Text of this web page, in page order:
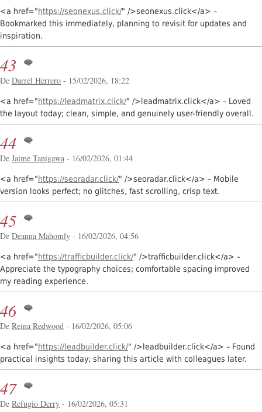
<a href="https://seonexus.click/" />seonexus.click</a> –
Bookmarked this immediately, planning to revisit for updates and
inspiration.
43
De Darrel Herrero - 15/02/2026, 18:22
<a href="https://leadmatrix.click/" />leadmatrix.click</a> – Loved
the layout today; clean, simple, and genuinely user-friendly overall.
44
De Jaime Tanigawa - 16/02/2026, 01:44
<a href="https://seoradar.click/" />seoradar.click</a> – Mobile
version looks perfect; no glitches, fast scrolling, crisp text.
45
De Deanna Mahomly - 16/02/2026, 04:56
<a href="https://trafficbuilder.click/" />trafficbuilder.click</a> –
Appreciate the typography choices; comfortable spacing improved
my reading experience.
46
De Reina Redwood - 16/02/2026, 05:06
<a href="https://leadbuilder.click/" />leadbuilder.click</a> – Found
practical insights today; sharing this article with colleagues later.
47
De Refugio Derry - 16/02/2026, 05:31